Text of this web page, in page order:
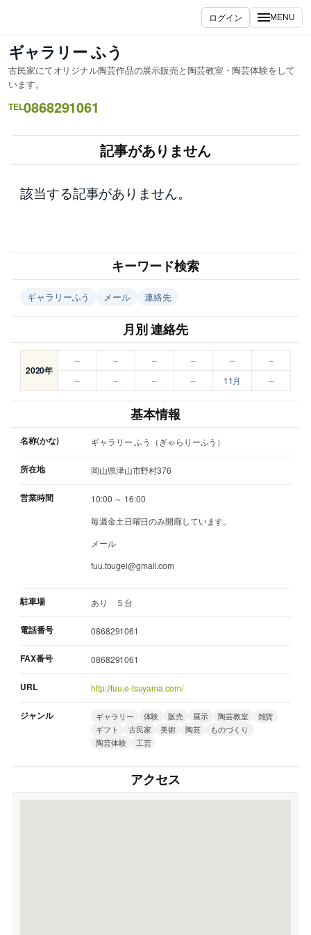
ス
キ
ッ
プ
ログイン MENU
ギャラリー ふう
古民家にてオリジナル陶芸作品の展示販売と陶芸教室・陶芸体験をして
います。
TEL0868291061
記事がありません
該当する記事がありません。
キーワード検索
ギャラリーふう メール 連絡先
月別 連絡先
2020年
– – – – –
–
–
– – – 11月 –
基本情報
名称(かな) ギャラリー ふう（ぎゃらりーふう）
所在地 岡山県津山市野村376
営業時間
10:00 ～ 16:00
毎週金土日曜日のみ開廊しています。
メール
fuu.tougei@gmail.com
駐車場 あり ５台
電話番号 0868291061
FAX番号 0868291061
URL http://fuu.e-tsuyama.com/
ジャンル ギャラリー 体験 販売 展示 陶芸教室
雑貨
ギフト
古民家 美術 陶芸
ものづくり
陶芸体験
工芸
アクセス